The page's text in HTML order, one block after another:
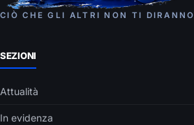
CIÒ CHE GLI ALTRI NON TI DIRANNO
SEZIONI
Attualità
In evidenza